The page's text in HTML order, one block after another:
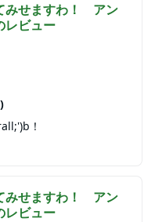
みせますわ！ アン
レビュー
！
みせますわ！ アン
レビュー